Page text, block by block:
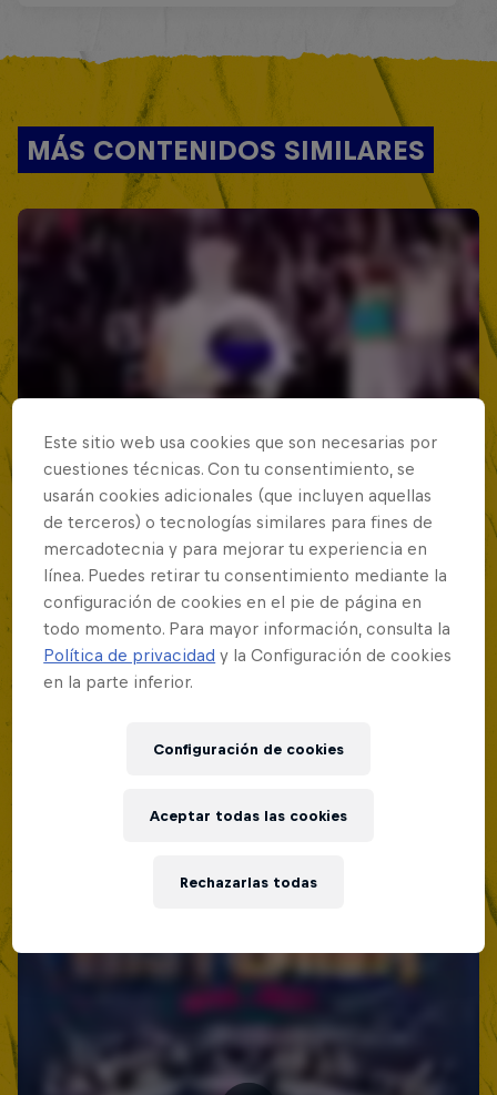
MÁS CONTENIDOS SIMILARES
Este sitio web usa cookies que son necesarias por
cuestiones técnicas. Con tu consentimiento, se
usarán cookies adicionales (que incluyen aquellas
de terceros) o tecnologías similares para fines de
mercadotecnia y para mejorar tu experiencia en
línea. Puedes retirar tu consentimiento mediante la
configuración de cookies en el pie de página en
todo momento. Para mayor información, consulta la
Política de privacidad y la Configuración de cookies
en la parte inferior.
Configuración de cookies
Rechazarlas todas
Aceptar todas las cookies